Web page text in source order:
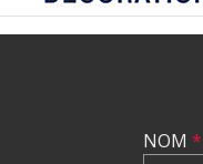
NOM *